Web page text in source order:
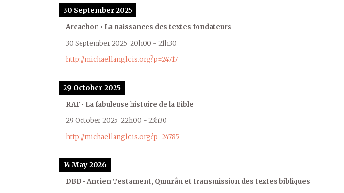
30 September 2025
Arcachon • La naissances des textes fondateurs
30 September 2025 20h00 - 21h30
http://michaellanglois.org?p=24717
29 October 2025
RAF • La fabuleuse histoire de la Bible
29 October 2025 22h00 - 23h30
http://michaellanglois.org?p=24785
14 May 2026
DBD • Ancien Testament, Qumrân et transmission des textes bibliques